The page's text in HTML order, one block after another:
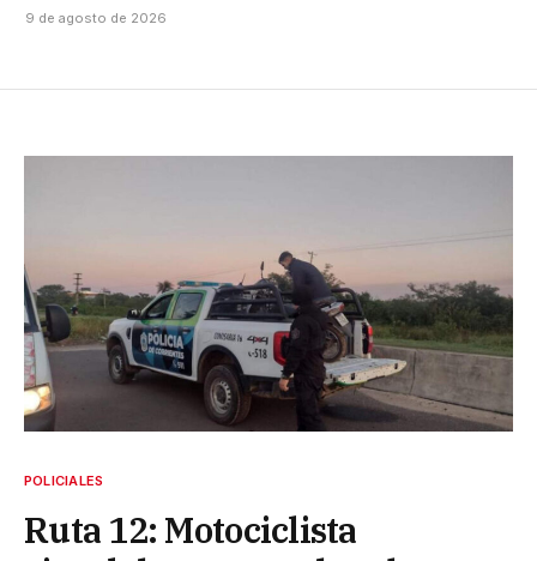
9 de agosto de 2026
POLICIALES
Ruta 12: Motociclista